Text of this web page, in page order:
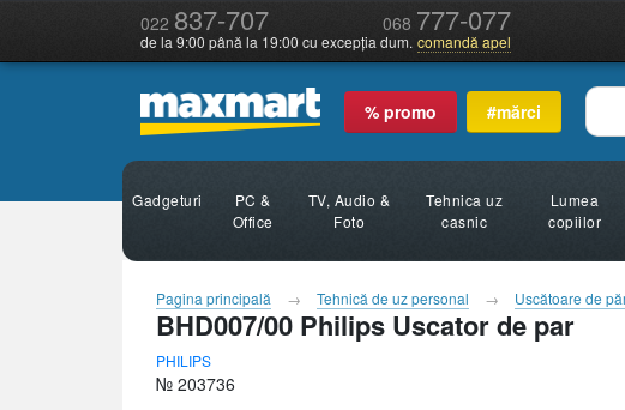
022 837-707 068 777-077
de la 9:00 până la 19:00 cu excepția dum. comandă apel
% promo #mărci
Gadgeturi
PC &
Office
TV, Audio &
Foto
Tehnica uz
casnic
Lumea
copiilor
Pagina principală Tehnică de uz personal Uscătoare de
BHD007/00 Philips Uscator de par
PHILIPS
№ 203736